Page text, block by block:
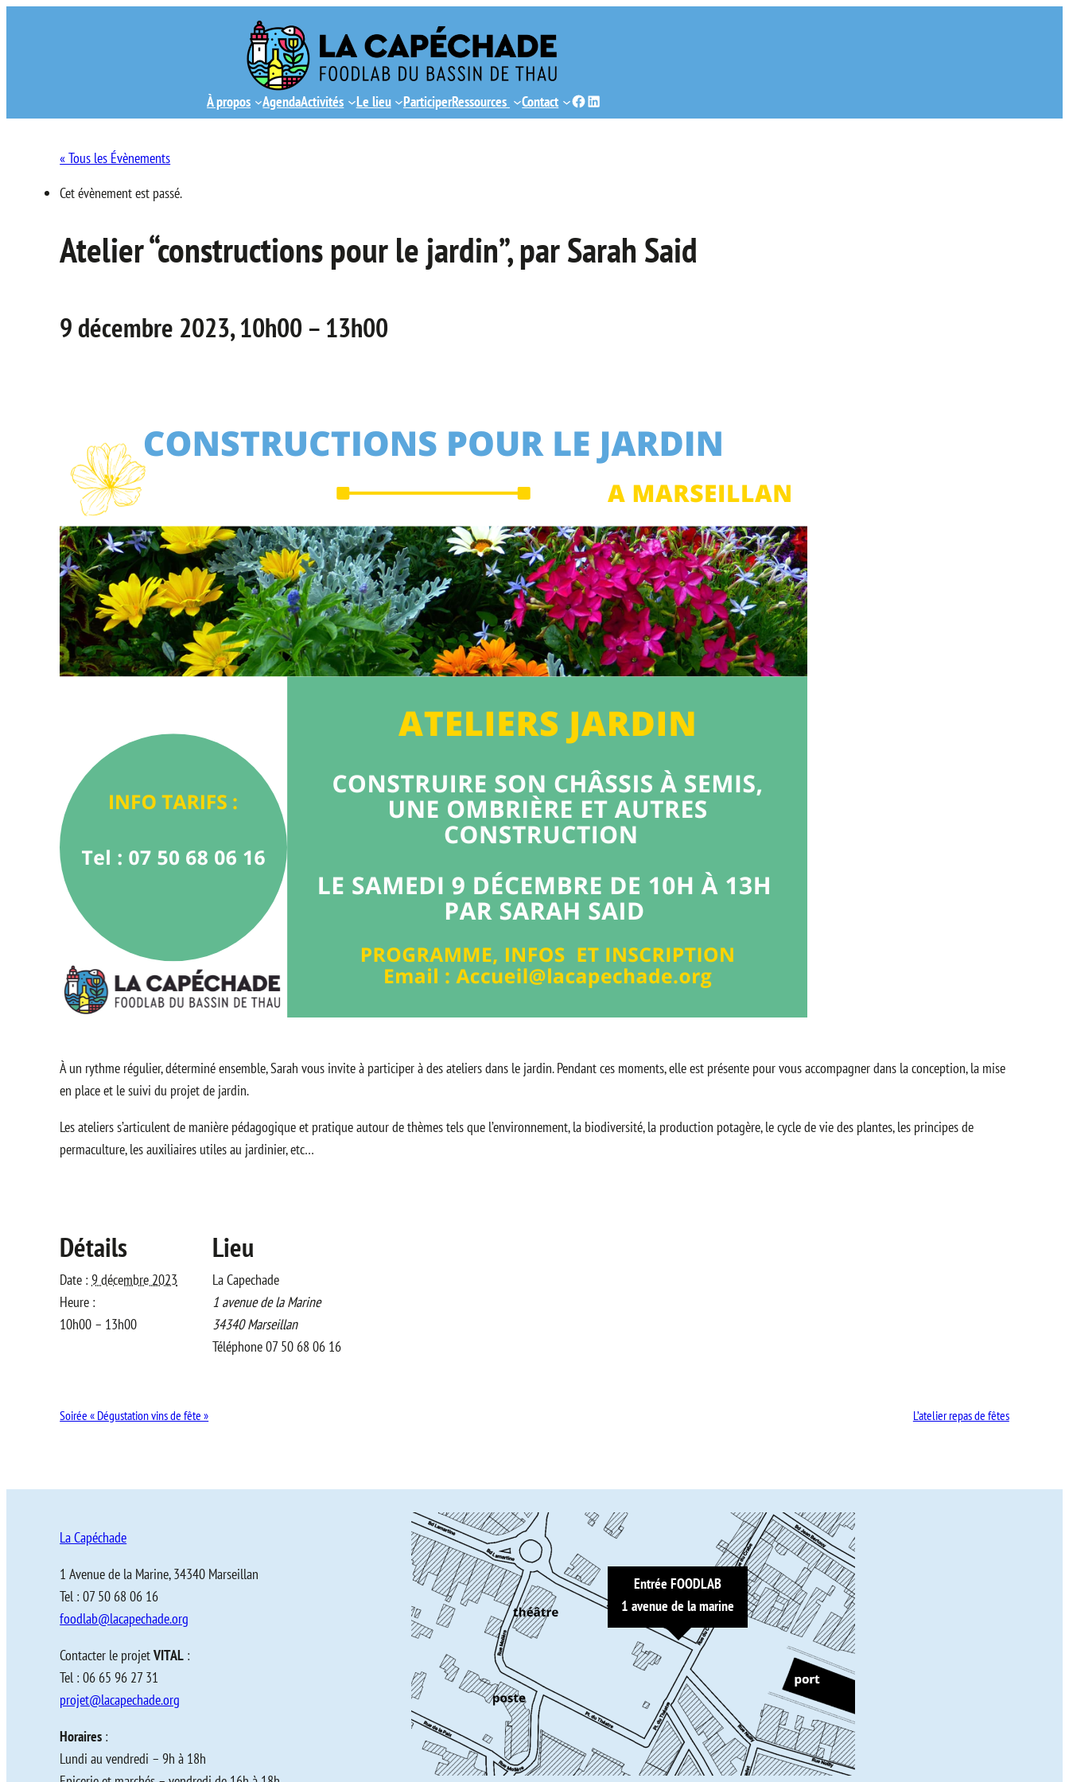
À propos AgendaActivités Le lieu ParticiperRessources Contact Facebook
LinkedIn
« Tous les Évènements
Cet évènement est passé.
Atelier “constructions pour le jardin”, par Sarah Said
9 décembre 2023, 10h00 – 13h00
À un rythme régulier, déterminé ensemble, Sarah vous invite à participer à des ateliers dans le jardin. Pendant ces moments, elle est présente pour vous accompagner dans la conception, la mise
en place et le suivi du projet de jardin.
Les ateliers s’articulent de manière pédagogique et pratique autour de thèmes tels que l’environnement, la biodiversité, la production potagère, le cycle de vie des plantes, les principes de
permaculture, les auxiliaires utiles au jardinier, etc…
Détails
Date : 9 décembre 2023
Heure :
10h00 – 13h00
Lieu
La Capechade
1 avenue de la Marine
34340 Marseillan
Téléphone07 50 68 06 16
Soirée « Dégustation vins de fête » L’atelier repas de fêtes
La Capéchade
1 Avenue de la Marine, 34340 Marseillan
Tel : 07 50 68 06 16
foodlab@lacapechade.org
Contacter le projetVITAL :
Tel : 06 65 96 27 31
projet@lacapechade.org
Horaires :
Lundi au vendredi – 9h à 18h
Entrée FOODLAB
1 avenue de la marine